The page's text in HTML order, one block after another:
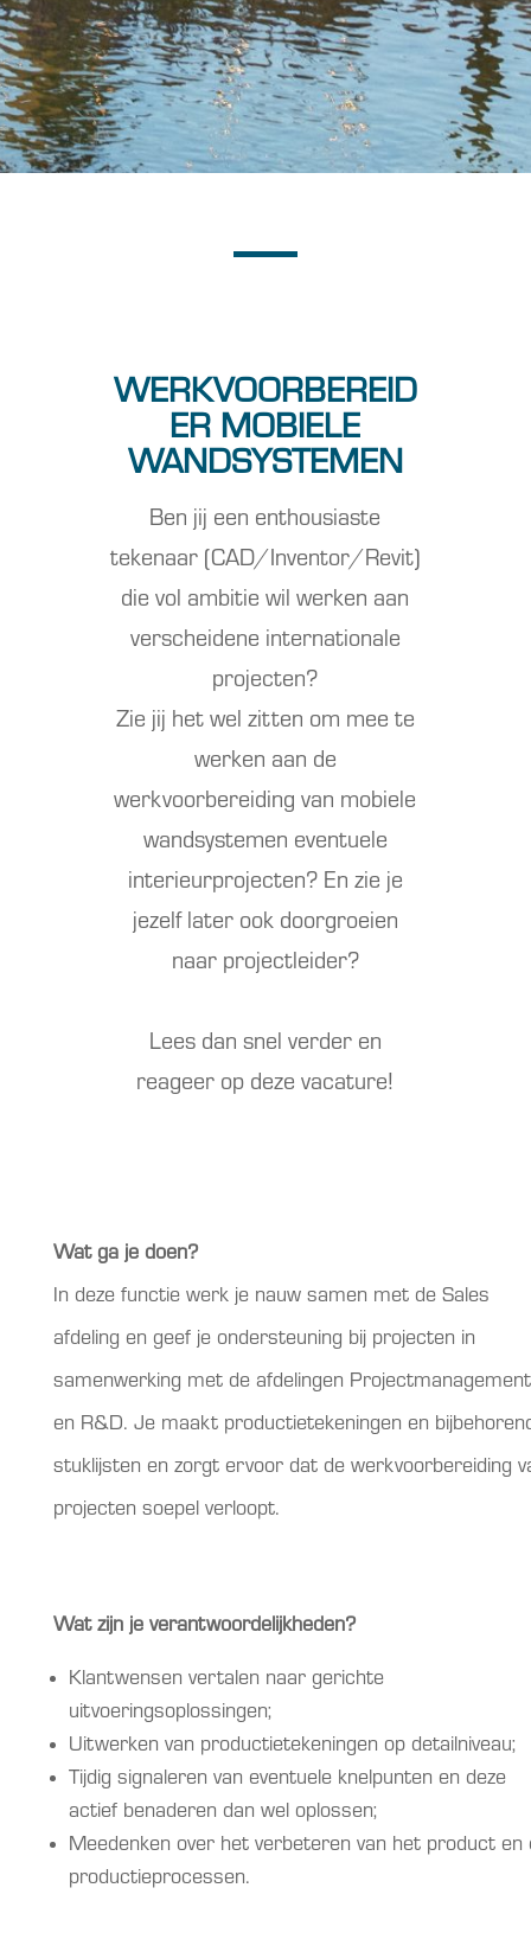
WERKVOORBEREID
ER MOBIELE
WANDSYSTEMEN
Ben jij een enthousiaste
tekenaar (CAD/Inventor/Revit)
die vol ambitie wil werken aan
verscheidene internationale
projecten?
Zie jij het wel zitten om mee te
werken aan de
werkvoorbereiding van mobiele
wandsystemen eventuele
interieurprojecten? En zie je
jezelf later ook doorgroeien
naar projectleider?
Lees dan snel verder en
reageer op deze vacature!
Wat ga je doen?
In deze functie werk je nauw samen met de Sales
afdeling en geef je ondersteuning bij projecten in
samenwerking met de afdelingen Projectmanagement
en R&D. Je maakt productietekeningen en
stuklijsten en zorgt ervoor dat de werkvoorbereiding
projecten soepel verloopt.
Wat zijn je verantwoordelijkheden?
Klantwensen vertalen naar gerichte
uitvoeringsoplossingen;
Uitwerken van productietekeningen op detailniveau;
Tijdig signaleren van eventuele knelpunten en deze
actief benaderen dan wel oplossen;
Meedenken over het verbeteren van het product en
productieprocessen.